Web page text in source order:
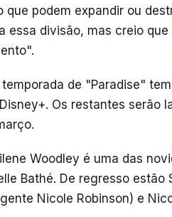
que podem expandir ou
essa divisão, mas creio
de "Paradise"
Os restantes serão
Woodley é uma das
Bathé. De regresso estão
Nicole Robinson) e